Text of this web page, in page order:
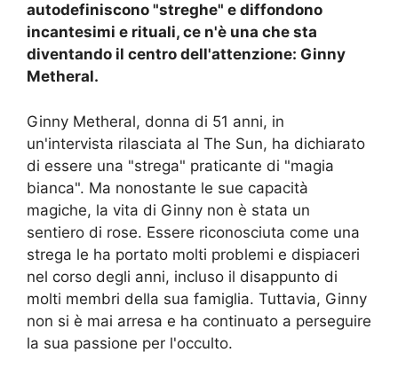
autodefiniscono "streghe" e diffondono
incantesimi e rituali, ce n'è una che sta
diventando il centro dell'attenzione: Ginny
Metheral.
Ginny Metheral, donna di 51 anni, in
un'intervista rilasciata al The Sun, ha dichiarato
di essere una "strega" praticante di "magia
bianca". Ma nonostante le sue capacità
magiche, la vita di Ginny non è stata un
sentiero di rose. Essere riconosciuta come una
strega le ha portato molti problemi e dispiaceri
nel corso degli anni, incluso il disappunto di
molti membri della sua famiglia. Tuttavia, Ginny
non si è mai arresa e ha continuato a perseguire
la sua passione per l'occulto.